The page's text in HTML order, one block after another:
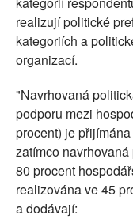
realizují politické
kategoriích a
organizací.
"Navrhovaná
podporu mezi
procent) je
zatímco
80 procent
realizována ve 45
a dodávají: